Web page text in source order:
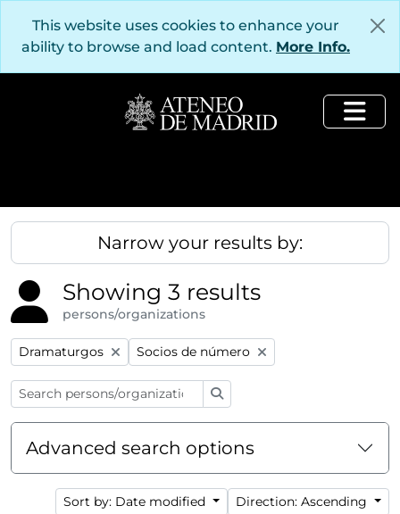
This website uses cookies to enhance your
ability to browse and load content. More Info.
Narrow your results by:
Showing 3 results
persons/organizations
Remove filter:
Dramaturgos Remove filter:
Socios de número
Advanced search options
Sort by: Date modified Direction: Ascending